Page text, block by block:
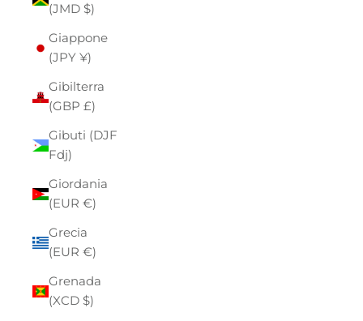
(JMD $)
Giappone
(JPY ¥)
Gibilterra
(GBP £)
Gibuti (DJF
Fdj)
Giordania
(EUR €)
Grecia
(EUR €)
Grenada
(XCD $)